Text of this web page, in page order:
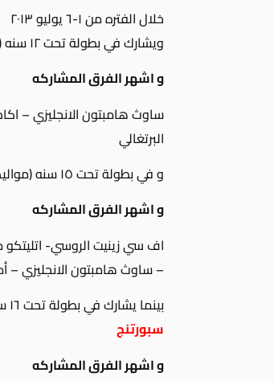
خلال الفتره من ١-٦ يوليو ٢٠١٣
ويشارك في بطولة تحت ١٢ سنه (مواليد ٢٠٠١) ٤٠ فريقا من ٩ دول بينهم فريقين من
و اشهر الفرق المشاركه
ساوث هامبتون الانجليزي –
البرتغالي
و في بطولة تحت ١٥ سنه (مواليد١٩٩٨) ٣٧ فريقا من ١٣ دوله وبينهم فريق واحد من
و اشهر الفرق المشاركه
اف سي زينيت الروسي- اتليتكو
– ساوث هامبتون الانجليزي –
بينما يشارك في بطولة تحت ١٦ سنه (مواليد١٩٩٧) ٣٢ فريقا من ١٨ دوله بينهم فريق واحد من
سبورتنج
و اشهر الفرق المشاركه